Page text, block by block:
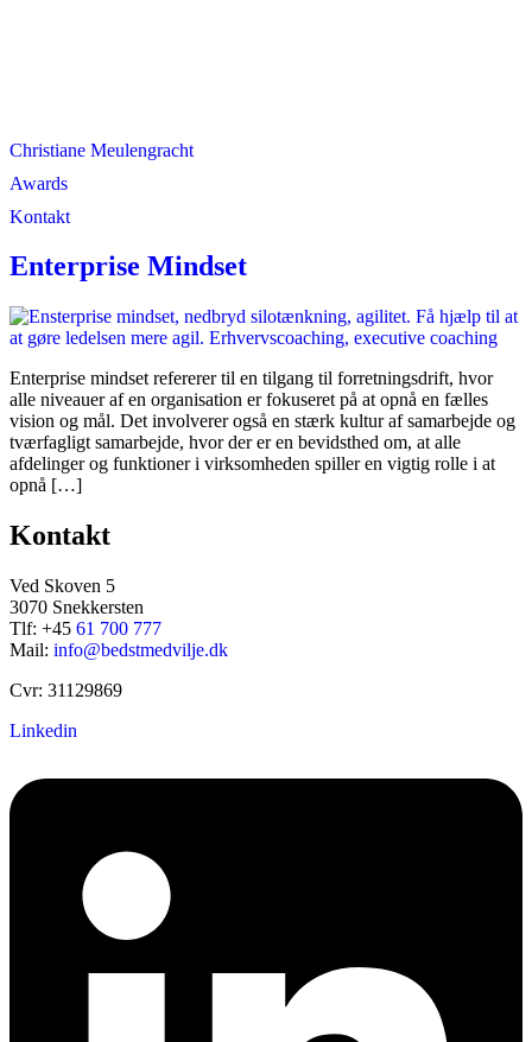
Christiane Meulengracht
Awards
Kontakt
Enterprise Mindset
Enterprise mindset refererer til en tilgang til forretningsdrift, hvor
alle niveauer af en organisation er fokuseret på at opnå en fælles
vision og mål. Det involverer også en stærk kultur af samarbejde og
tværfagligt samarbejde, hvor der er en bevidsthed om, at alle
afdelinger og funktioner i virksomheden spiller en vigtig rolle i at
opnå […]
Kontakt
Ved Skoven 5
3070 Snekkersten
Tlf: +45 61 700 777
Mail: info@bedstmedvilje.dk
Cvr: 31129869
Linkedin